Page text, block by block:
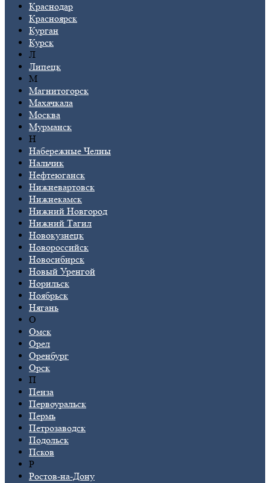
Краснодар
Красноярск
Курган
Курск
Л
Липецк
М
Магнитогорск
Махачкала
Москва
Мурманск
Н
Набережные Челны
Нальчик
Нефтеюганск
Нижневартовск
Нижнекамск
Нижний Новгород
Нижний Тагил
Новокузнецк
Новороссийск
Новосибирск
Новый Уренгой
Норильск
Ноябрьск
Нягань
О
Омск
Орел
Оренбург
Орск
П
Пенза
Первоуральск
Пермь
Петрозаводск
Подольск
Псков
Р
Ростов-на-Дону